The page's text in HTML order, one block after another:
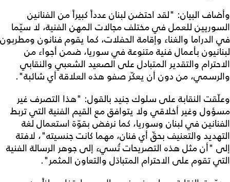
وأضاف البيان: "لقد احتضن لبنان عدداً كبيراً من الفنانين
السوريين للعمل في مختلف مجالات المهن الفنية، لا سيّما
في الدراما والغناء وإقامة الحفلات، كما يقوم فنانون ومطربون
لبنانيون بأعمال فنية متنوعة في سوريا، ضمن أجواء من
الاحترام والتقدير المتبادل على الصعيد الشعبي والنقابي
والرسمي، من دون أن يعكّر صفو هذه العلاقة أي شائبة".
وعلّقت النقابة على سلوك جنيد بالقول: "هذا التصرف غير
مسؤول وغير أخلاقي ولا يتوافق مع القيم الفنية التي تربط
الفنانين في لبنان وسوريا، كما نرفض بقوّة استعمال لغة
التهديد والتعنيف بحقّ أي فنان، مهما كانت جنسيته"، لافتة
إلى "أن مثل هذه التصريحات تُسيء إلى جوهر الرسالة الفنية
التي تقوم على الاحترام المتبادَل والتعاون المثمر".